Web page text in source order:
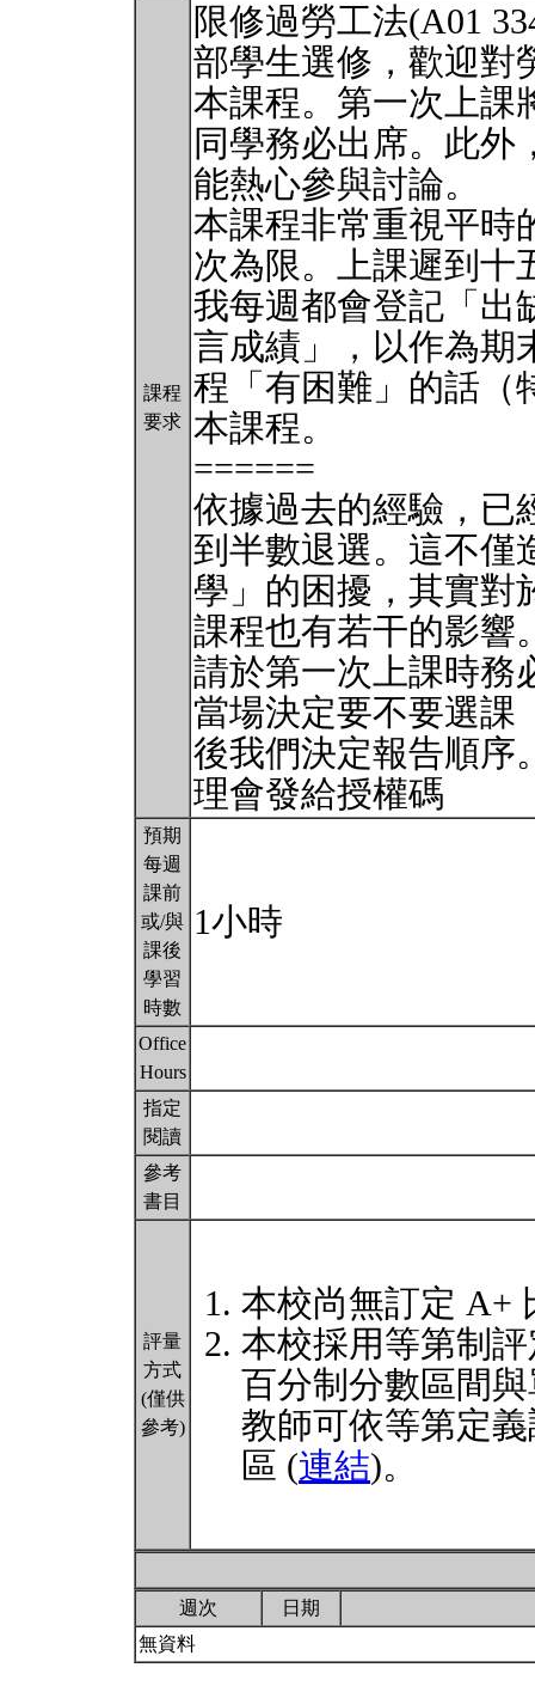
課程
要求
限修過勞工法(A01
部學生選修，歡迎對
本課程。第一次上課
同學務必出席。此外
能熱心參與討論。
本課程非常重視平時
次為限。上課遲到十
我每週都會登記「出
言成績」，以作為期
程「有困難」的話（
本課程。
======
依據過去的經驗，已
到半數退選。這不僅
學」的困擾，其實對
課程也有若干的影響
請於第一次上課時務
當場決定要不要選課
後我們決定報告順序
理會發給授權碼
預期
每週
課前
或/與
課後
學習
時數
1小時
Office
Hours
指定
閱讀
參考
書目
評量
方式
(僅供
參考)
本校尚無訂定 A+
本校採用等第制
百分制分數區間
教師可依等第定
區 (連結)。
週次
日期
無資料